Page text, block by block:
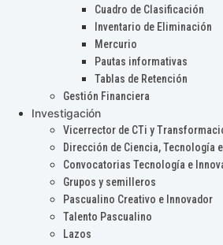
Cuadro de Clasificación
Inventario de Eliminación
Mercurio
Pautas informativas
Tablas de Retención
Gestión Financiera
Investigación
Vicerrector de CTi y
Dirección de Ciencia, Tecnología
Convocatorias Tecnología e
Grupos y semilleros
Pascualino Creativo e Innovador
Talento Pascualino
Lazos